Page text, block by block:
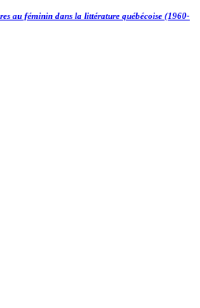
au féminin dans la littérature québécoise (1960-